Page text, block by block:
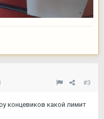
#3
концевиков какой лимит